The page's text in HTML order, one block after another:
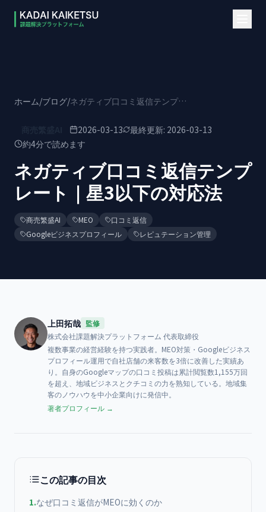
ホーム/ブログ/ ネガティブ口コミ返信テンプレート｜星3以下の対応法
2026-03-13 最終更新: 2026-03-13
約4分で読めます
ネガティブ口コミ返信テンプ
レート｜星3以下の対応法
商売繁盛AI MEO
口コミ返信
Googleビジネスプロフィール
レピュテーション管理
上田拓哉 監修
株式会社課題解決プラットフォーム 代表取締役
複数事業の経営経験を持つ実践者。MEO対策・Googleビジネス
プロフィール運用で自社店舗の来客数を3倍に改善した実績あ
り。自身のGoogleマップの口コミ投稿は累計閲覧数1,155万回
を超え、地域ビジネスとクチコミの力を熟知している。地域集
客のノウハウを中小企業向けに発信中。
著者プロフィール →
この記事の目次
1.なぜ口コミ返信がMEOに効くのか